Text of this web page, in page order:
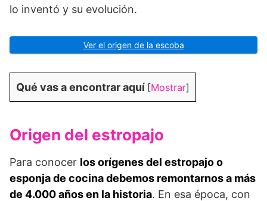
lo inventó y su evolución.
Ver el origen de la escoba
Qué vas a encontrar aquí [Mostrar]
Origen del estropajo
Para conocer los orígenes del estropajo o
esponja de cocina debemos remontarnos a más
de 4.000 años en la historia. En esa época, con